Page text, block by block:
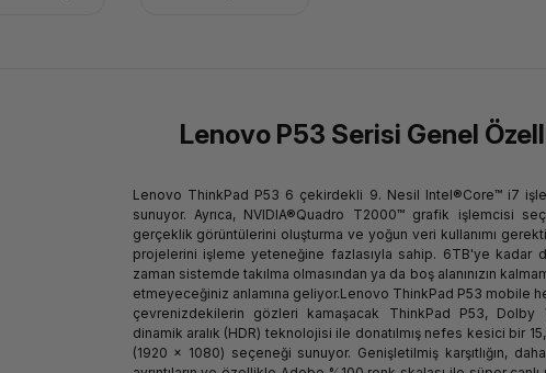
Lenovo P53 Serisi Genel
Lenovo ThinkPad P53 6 çekirdekli 9. Nesil Intel®Core™ i7
sunuyor. Ayrıca, NVIDIA®Quadro T2000™ grafik işlemcisi
gerçeklik görüntülerini oluşturma ve yoğun veri kullanımı
projelerini işleme yeteneğine fazlasıyla sahip. 6TB'ye kadar
zaman sistemde takılma olmasından ya da boş alanınızın
etmeyeceğiniz anlamına geliyor.Lenovo ThinkPad P53 mobile
çevrenizdekilerin gözleri kamaşacak ThinkPad P53, Dolby
dinamik aralık (HDR) teknolojisi ile donatılmış nefes kesici bir
(1920 x 1080) seçeneği sunuyor. Genişletilmiş karşıtlığın,